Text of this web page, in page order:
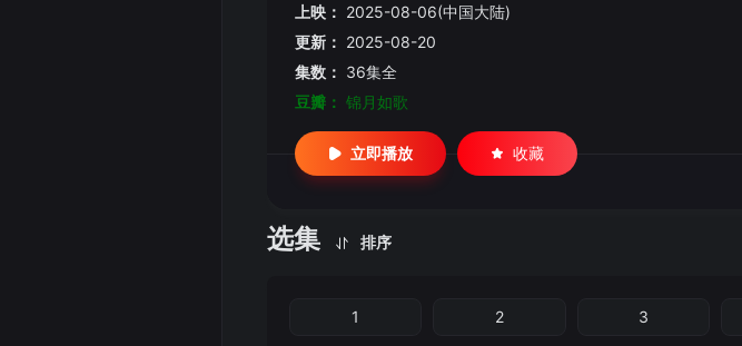
上映： 2025-08-06(中国大陆)
更新： 2025-08-20
集数： 36集全
豆瓣： 锦月如歌
立即播放 收藏
选集 排序
1 2 3